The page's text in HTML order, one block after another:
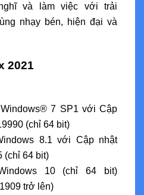
và làm việc với trải
nhạy bén, hiện đại và
2021
7 SP1 với Cập
(chỉ 64 bit)
8.1 với Cập nhật
(chỉ 64 bit)
10 (chỉ 64 bit)
trở lên)